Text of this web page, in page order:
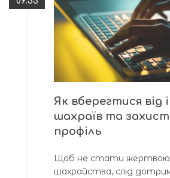
Як вберегтися від
шахраїв та
профіль
Щоб не стати жертвою
шахрайства, слід